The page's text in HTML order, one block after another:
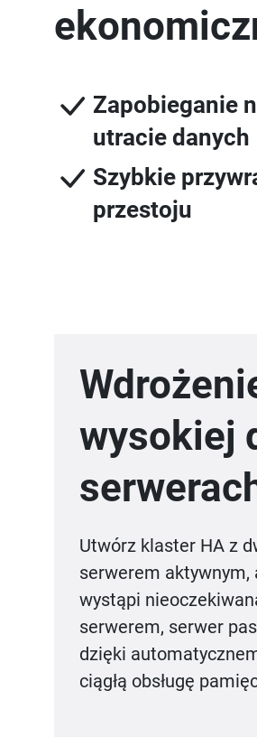
Zapobieganie
utracie danych
Szybkie
wysokiej
Utwórz klaster HA z
serwerem
wystąpi
serwerem, serwer